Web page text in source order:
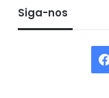
Siga-nos